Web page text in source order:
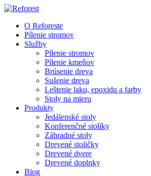
O Reforeste
Pílenie stromov
Služby
Pílenie stromov
Pílenie kmeňov
Brúsenie dreva
Sušenie dreva
Leštenie laku, epoxidu a farby
Stoly na mieru
Produkty
Jedálenské stoly
Konferenčné stolíky
Záhradné stoly
Drevené stoličky
Drevené dvere
Drevené doplnky
Blog